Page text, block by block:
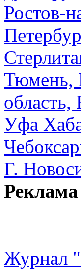
Ростов-
Тюмень,
область,
Уфа
Г.
Реклама
Журнал